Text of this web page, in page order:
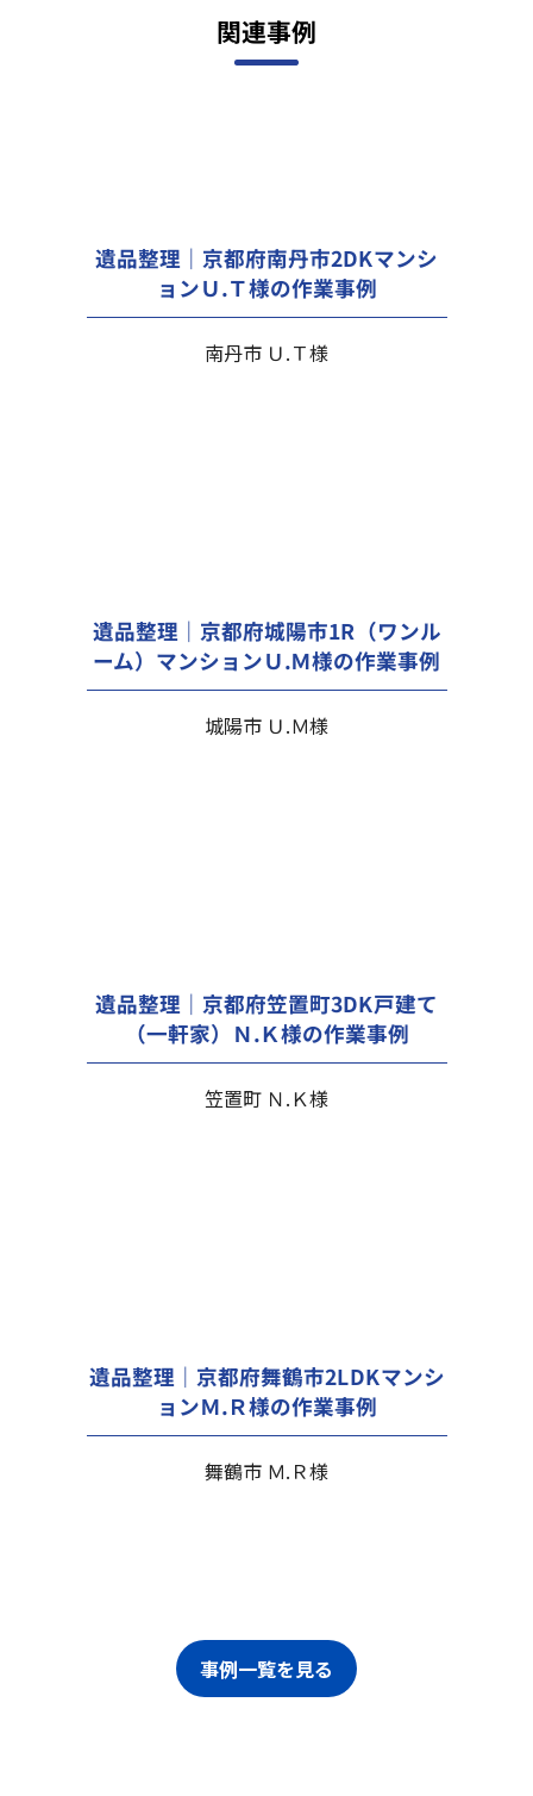
関連事例
遺品整理｜京都府南丹市2DKマンシ
ョンＵ.Ｔ様の作業事例
南丹市 Ｕ.Ｔ様
遺品整理｜京都府城陽市1R（ワンル
ーム）マンションＵ.Ｍ様の作業事例
城陽市 Ｕ.Ｍ様
遺品整理｜京都府笠置町3DK戸建て
（一軒家）Ｎ.Ｋ様の作業事例
笠置町 Ｎ.Ｋ様
遺品整理｜京都府舞鶴市2LDKマンシ
ョンＭ.Ｒ様の作業事例
舞鶴市 Ｍ.Ｒ様
事例一覧を見る